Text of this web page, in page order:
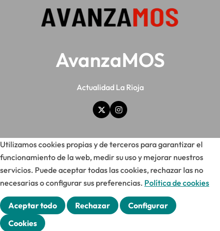
AvanzaMOS
Actualidad La Rioja
Utilizamos cookies propias y de terceros para garantizar el
funcionamiento de la web, medir su uso y mejorar nuestros
servicios. Puede aceptar todas las cookies, rechazar las no
necesarias o configurar sus preferencias. Política de cookies
Aceptar todo Rechazar
Configurar
Cookies